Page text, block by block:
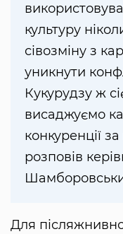
культуру
сівозміну з
уникнути
Кукурудзу ж
висаджуємо
конкуренції
розповів
Для